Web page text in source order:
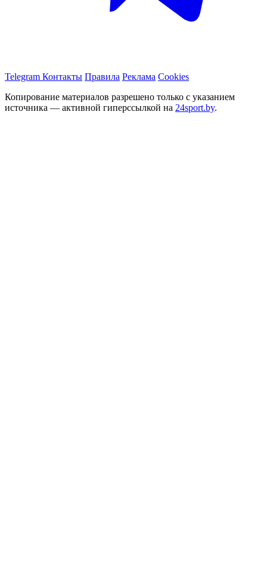
Telegram Контакты Правила Реклама Cookies
Копирование материалов разрешено только с указанием
источника — активной гиперссылкой на 24sport.by.